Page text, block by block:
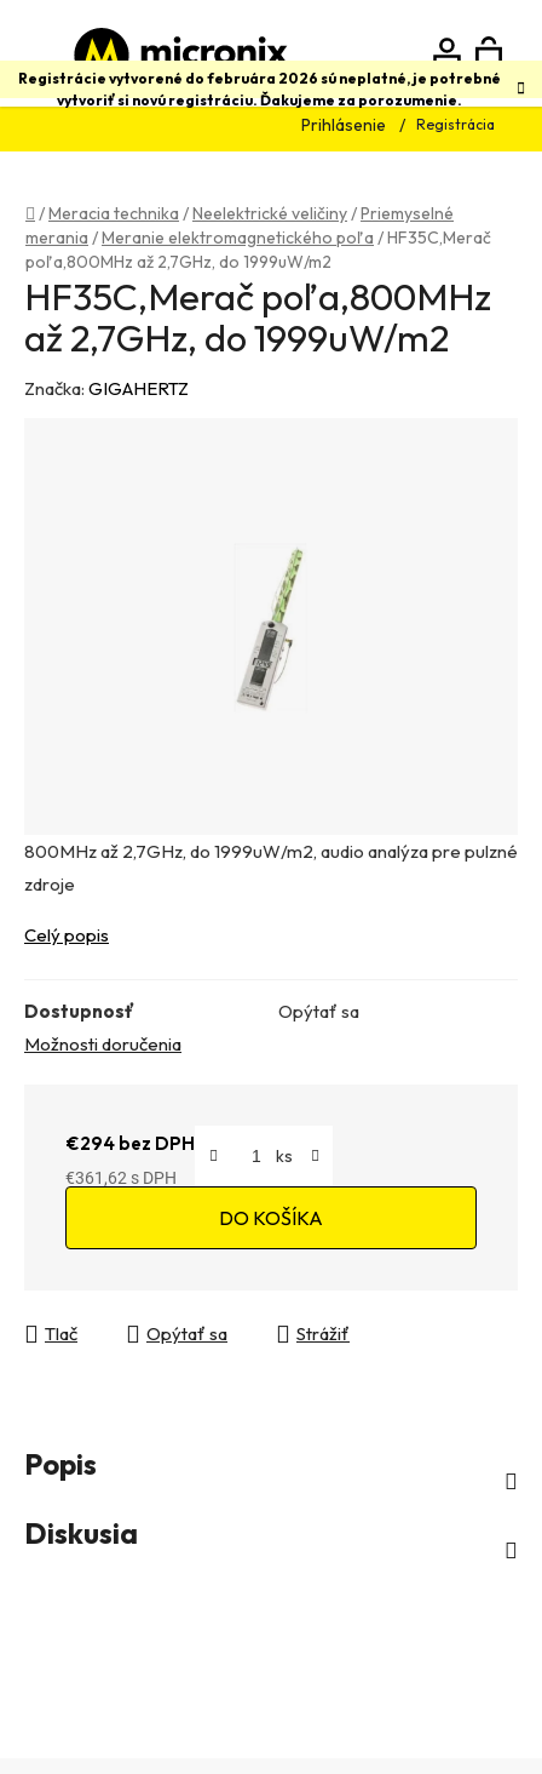
obsah
Registrácie vytvorené do februára 2026 sú neplatné, je potrebné
vytvoriť si novú registráciu. Ďakujeme za porozumenie.
Prihlásenie Registrácia
Hľadať
Domov
/Meracia technika /Neelektrické veličiny/Priemyselné
merania /Meranie elektromagnetického poľa /HF35C,Merač
poľa,800MHz až 2,7GHz, do 1999uW/m2
800MHz až 2,7GHz, do 1999uW/m2, audio analýza pre pulzné
zdroje
Celý popis
Dostupnosť
Opýtať sa
Možnosti doručenia
€294 bez DPH
€361,62
DO KOŠÍKA
Tlač Opýtať sa Strážiť
HF35C,Merač poľa,800MHz
až 2,7GHz, do 1999uW/m2
Značka: GIGAHERTZ
Popis
Diskusia